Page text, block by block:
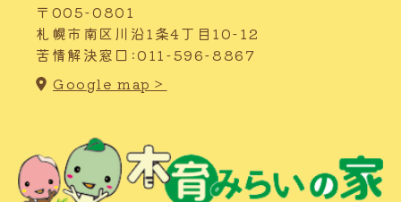
〒005-0801
札幌市南区川沿1条4丁目10-12
苦情解決窓口:011-596-8867
Google map＞